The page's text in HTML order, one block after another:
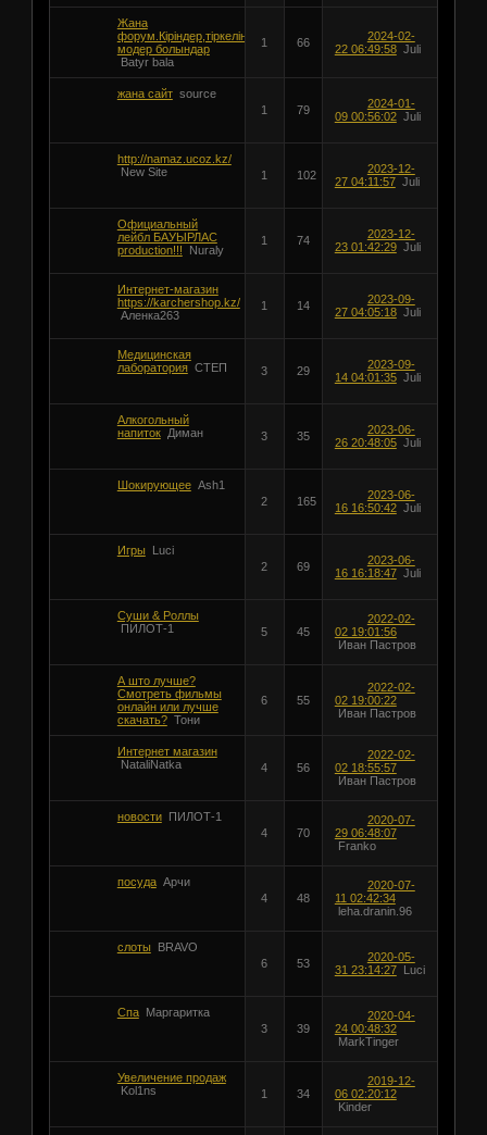
Жана
форум.Кiрiндер,тiркелiндер,каласандар
модер болындар
Batyr bala
1 66
2024-02-
22 06:49:58 Juli
жана сайт source
1
79
2024-01-
09 00:56:02 Juli
http://namaz.ucoz.kz/
New Site
1 102
2023-12-
27 04:11:57 Juli
Официальный
лейбл БАУЫРЛАС
production!!!
Nuraly
1 74
2023-12-
23 01:42:29 Juli
Интернет-магазин
https://karchershop.kz/
Аленка263
1 14
2023-09-
27 04:05:18 Juli
Медицинская
лаборатория СТЕП 3 29
2023-09-
14 04:01:35 Juli
Алкогольный
напиток
Диман 3 35
2023-06-
26 20:48:05 Juli
Шокирующее Ash1
2
165
2023-06-
16 16:50:42 Juli
Игры
Luci
2
69
2023-06-
16 16:18:47 Juli
Суши & Роллы
ПИЛОТ-1
5 45
2022-02-
02 19:01:56
Иван Пастров
А што лучше?
Смотреть фильмы
онлайн или лучше
скачать? Тони
6 55
2022-02-
02 19:00:22
Иван Пастров
Интернет магазин
NataliNatka
4 56
2022-02-
02 18:55:57
Иван Пастров
новости
ПИЛОТ-1
4
70
2020-07-
29 06:48:07
Franko
посуда Арчи
4
48
2020-07-
11 02:42:34
leha.dranin.96
слоты
BRAVO
6
53
2020-05-
31 23:14:27
Luci
Спа
Маргаритка
3
39
2020-04-
24 00:48:32
MarkTinger
Увеличение продаж
Kol1ns
1 34
2019-12-
06 02:20:12
Kinder